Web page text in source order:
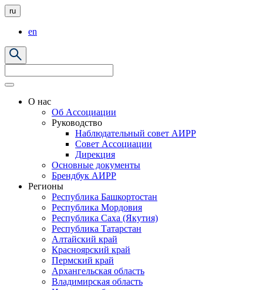
ru
en
О нас
Об Ассоциации
Руководство
Наблюдательный совет АИРР
Совет Ассоциации
Дирекция
Основные документы
Брендбук АИРР
Регионы
Республика Башкортостан
Республика Мордовия
Республика Саха (Якутия)
Республика Татарстан
Алтайский край
Красноярский край
Пермский край
Архангельская область
Владимирская область